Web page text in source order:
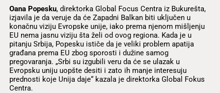
Oana Popesku, direktorka Global Focus Centra iz Bukurešta,
izjavila je da veruje da će Zapadni Balkan biti uključen u
konačnu viziju Evropske unije, iako prema njenom mišljenju
EU nema jasnu viziju šta želi od ovog regiona. Kada je u
pitanju Srbija, Popesku ističe da je veliki problem apatija
građana prema EU zbog sporosti i dužine samog
pregovaranja. „Srbi su izgubili veru da će se ulazak u
Evropsku uniju uopšte desiti i zato ih manje interesuju
prednosti koje Unija daje“ kazala je direktorka Global Fokus
Centra.